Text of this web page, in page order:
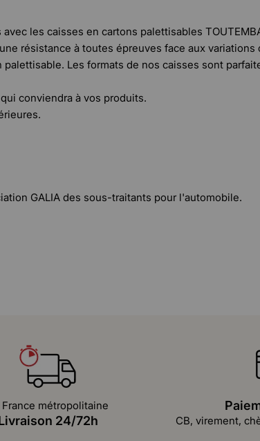
les caisses en cartons palettisables
résistance à toutes épreuves face aux
Les formats de nos caisses sont
conviendra à vos produits.
GALIA des sous-traitants pour l'automobile.
métropolitaine
24/72h CB, virement,